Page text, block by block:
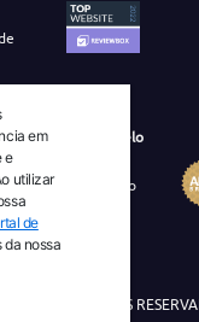
CEJAM Selo
Aberta
Instituto Brasileiro
Ciência e
OS DIREITOS
em
e
utilizar
de
nossa